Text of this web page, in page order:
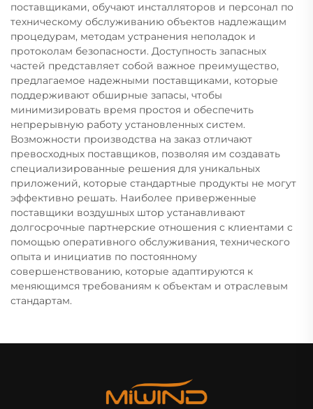
поставщиками, обучают инсталляторов и персонал по
техническому обслуживанию объектов надлежащим
процедурам, методам устранения неполадок и
протоколам безопасности. Доступность запасных
частей представляет собой важное преимущество,
предлагаемое надежными поставщиками, которые
поддерживают обширные запасы, чтобы
минимизировать время простоя и обеспечить
непрерывную работу установленных систем.
Возможности производства на заказ отличают
превосходных поставщиков, позволяя им создавать
специализированные решения для уникальных
приложений, которые стандартные продукты не могут
эффективно решать. Наиболее приверженные
поставщики воздушных штор устанавливают
долгосрочные партнерские отношения с клиентами с
помощью оперативного обслуживания, технического
опыта и инициатив по постоянному
совершенствованию, которые адаптируются к
меняющимся требованиям к объектам и отраслевым
стандартам.